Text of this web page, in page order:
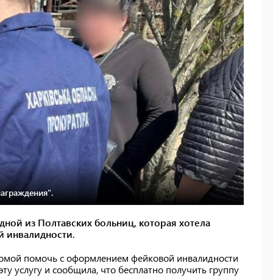
из Полтавских больниц, которая хотела
инвалидности.
помочь с оформлением фейковой инвалидности
услугу и сообщила, что бесплатно получить группу